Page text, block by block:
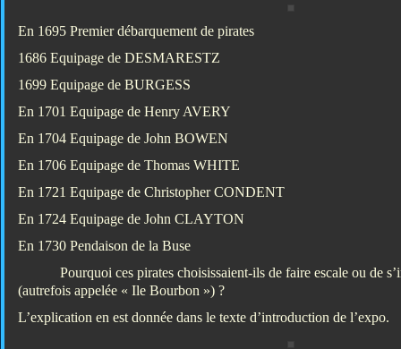
En 1695 Premier débarquement de pirates
1686 Equipage de DESMARESTZ
1699 Equipage de BURGESS
En 1701 Equipage de Henry AVERY
En 1704 Equipage de John BOWEN
En 1706 Equipage de Thomas WHITE
En 1721 Equipage de Christopher CONDENT
En 1724 Equipage de John CLAYTON
En 1730 Pendaison de la Buse
Pourquoi ces pirates choisissaient-ils de faire escale ou de
(autrefois appelée « Ile Bourbon ») ?
L’explication en est donnée dans le texte d’introduction de l’expo.